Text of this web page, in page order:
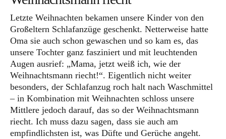
FacebookInstagramPinterest
Letzte Weihnachten bekamen unsere Kinder von den
Großeltern Schlafanzüge geschenkt. Netterweise hatte
Oma sie auch schon gewaschen und so kam es, das
unsere Tochter ganz fasziniert und mit leuchtenden
Augen ausrief: „Mama, jetzt weiß ich, wie der
Weihnachtsmann riecht!“. Eigentlich nicht weiter
besonders, der Schlafanzug roch halt nach Waschmittel
– in Kombination mit Weihnachten schloss unsere
Mittlere jedoch darauf, das so der Weihnachtsmann
riecht. Ich muss dazu sagen, dass sie auch am
empfindlichsten ist, was Düfte und Gerüche angeht.